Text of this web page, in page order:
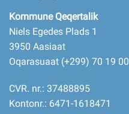
Kommune Qeqertalik
Niels Egedes Plads 1
3950 Aasiaat
Oqarasuaat (+299) 70 19 00
CVR. nr.: 37488895
Kontonr.: 6471-1618471